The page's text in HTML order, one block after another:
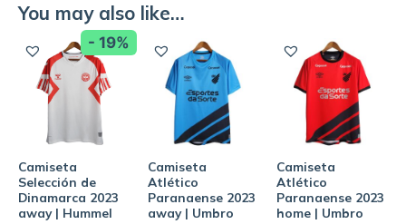
You may also like…
- 19%
Camiseta
Selección de
Dinamarca 2023
away | Hummel
Camiseta
Atlético
Paranaense 2023
away | Umbro
Camiseta
Atlético
Paranaense 2023
home | Umbro